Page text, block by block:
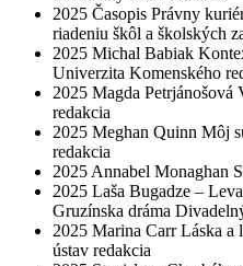
2025 Časopis Právny
riadeniu škôl a školských
2025 Michal Babiak
Univerzita Komenského
2025 Magda Petrjánošová
redakcia
2025 Meghan Quinn Môj
redakcia
2025 Annabel Monaghan
2025 Laša Bugadze –
Gruzínska dráma
2025 Marina Carr Láska a
ústav redakcia